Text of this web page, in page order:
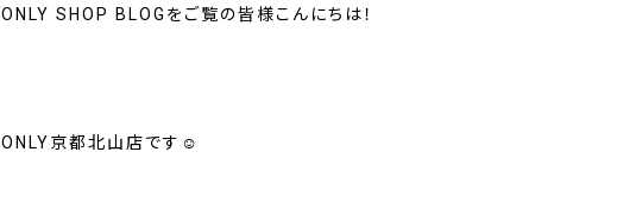
ONLY SHOP BLOGをご覧の皆様こんにちは！
ONLY京都北山店です☺